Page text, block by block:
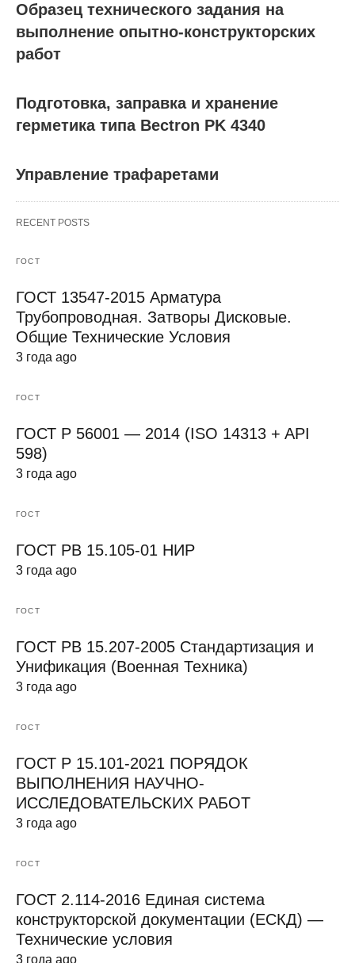
Образец технического задания на
выполнение опытно-конструкторских
работ
Подготовка, заправка и хранение
герметика типа Bectron PK 4340
Управление трафаретами
RECENT POSTS
ГОСТ
ГОСТ 13547-2015 Арматура
Трубопроводная. Затворы Дисковые.
Общие Технические Условия
3 года ago
ГОСТ
ГОСТ Р 56001 — 2014 (ISO 14313 + API
598)
3 года ago
ГОСТ
ГОСТ РВ 15.105-01 НИР
3 года ago
ГОСТ
ГОСТ РВ 15.207-2005 Стандартизация и
Унификация (Военная Техника)
3 года ago
ГОСТ
ГОСТ Р 15.101-2021 ПОРЯДОК
ВЫПОЛНЕНИЯ НАУЧНО-
ИССЛЕДОВАТЕЛЬСКИХ РАБОТ
3 года ago
ГОСТ
ГОСТ 2.114-2016 Единая система
конструкторской документации (ЕСКД) —
Технические условия
3 года ago